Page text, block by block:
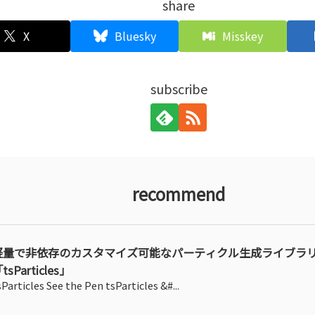
share
X Bluesky Misskey
subscribe
recommend
で非依存のカスタマイズ可能なパーティクル生成ライブラ
」
See the Pen tsParticles &#...